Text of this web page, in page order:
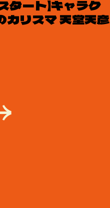
ート】キャラク
リスマ 天堂天彦